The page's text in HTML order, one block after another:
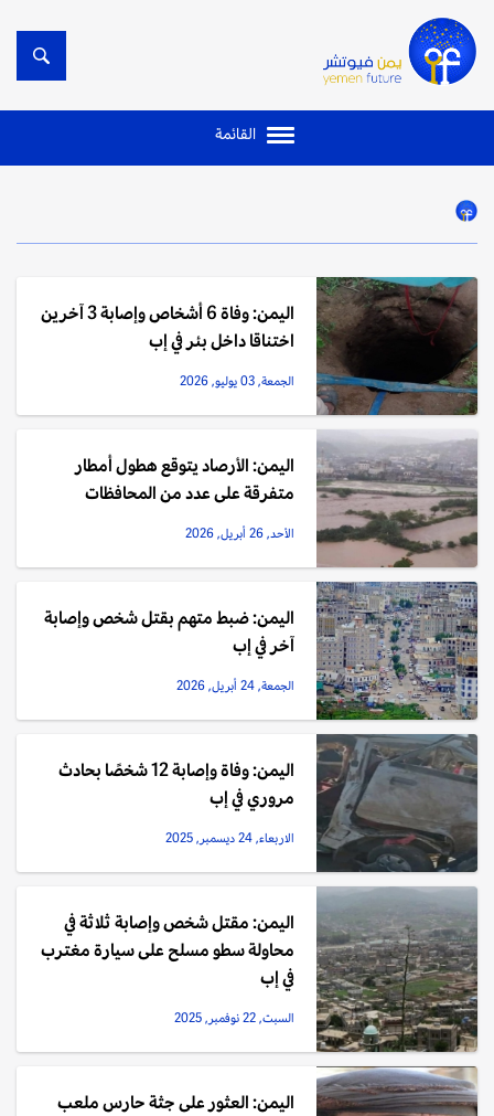
القائمة
اليمن: وفاة 6 أشخاص وإصابة 3 آخرين
اختناقا داخل بئر في إب
الجمعة, 03 يوليو, 2026
اليمن: الأرصاد يتوقع هطول أمطار
متفرقة على عدد من المحافظات
الأحد, 26 أبريل, 2026
اليمن: ضبط متهم بقتل شخص وإصابة
آخر في إب
الجمعة, 24 أبريل, 2026
اليمن: وفاة وإصابة 12 شخصًا بحادث
مروري في إب
الاربعاء, 24 ديسمبر, 2025
اليمن: مقتل شخص وإصابة ثلاثة في
محاولة سطو مسلح على سيارة مغترب
في إب
السبت, 22 نوفمبر, 2025
اليمن: العثور على جثة حارس ملعب